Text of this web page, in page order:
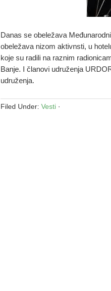
Danas se obeležava
obeležava nizom aktivnsti, u
koje su radili na raznim
Banje. I članovi udruženja
udruženja.
Filed Under: Vesti ·